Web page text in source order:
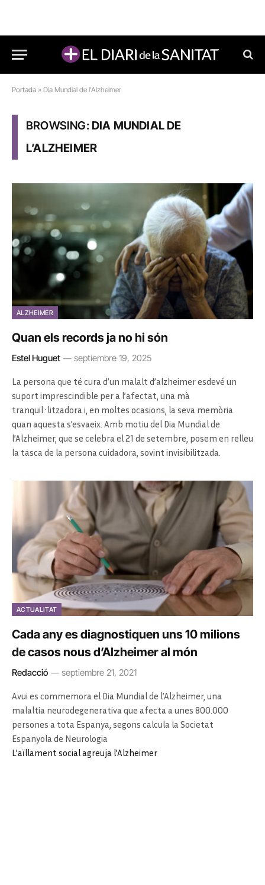
Portada » Dia Mundial de l'Alzheimer
BROWSING:DIA MUNDIAL DE
L’ALZHEIMER
ALZHEIMER
Quan els records ja no hi són
Estel Huguet septiembre 19, 2025
La persona que té cura d’un malalt d’alzheimer esdevé un
suport imprescindible per a l’afectat, una mà
tranquil·litzadora i, en moltes ocasions, la seva memòria
quan aquesta s’esvaeix. Amb motiu del Dia Mundial de
l’Alzheimer, que se celebra el 21 de setembre, posem en relleu
la tasca de la persona cuidadora, sovint invisibilitzada.
ACTUALITAT
Cada any es diagnostiquen uns 10 milions
de casos nous d’Alzheimer al món
Redacció septiembre 21, 2021
Avui es commemora el Dia Mundial de l’Alzheimer, una
malaltia neurodegenerativa que afecta a unes 800.000
persones a tota Espanya, segons calcula la Societat
Espanyola de Neurologia
L’aïllament social agreuja l’Alzheimer